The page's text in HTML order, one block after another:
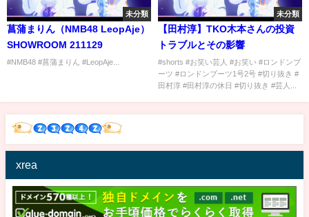
未分類
菖蒲まりん（NMB48 LeopAje）
SHOWROOM 211129
#NMB48 #菖蒲まりん #LeopAje...
未分類
【田村淳】TKO木本さんの投資
トラブルとその影響
#shorts #お笑い芸人 #お笑い #ロンドンブ
ーツ #ロンドンブーツ1号2号 #切り抜き #
田村淳 #田村淳の休日 #切り抜き #芸人...
xrea